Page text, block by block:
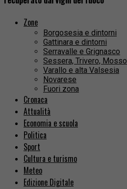
Zone
Borgosesia e dintorni
Gattinara e dintorni
Serravalle e Grignasco
Sessera, Trivero, Mosso
Varallo e alta Valsesia
Novarese
Fuori zona
Cronaca
Attualità
Economia e scuola
Politica
Sport
Cultura e turismo
Meteo
Edizione Digitale